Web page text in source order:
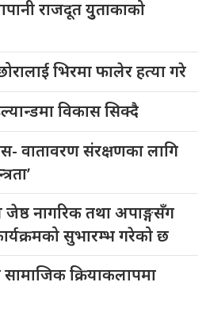
राजदूत युुताकाको
भिरमा फालेर हत्या गरे
विकास सिक्दै
वातावरण संरक्षणका लागि
नागरिक तथा अपाङ्गसँग
सुभारम्भ गरेको छ
क्रियाकलापमा